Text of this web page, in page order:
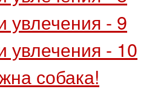
увлечения - 9
увлечения - 10
собака!